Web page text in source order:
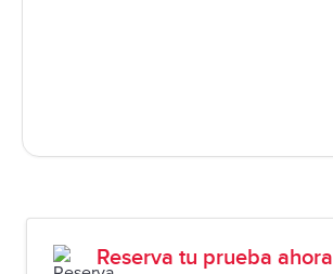
Reserva tu prueba ahora